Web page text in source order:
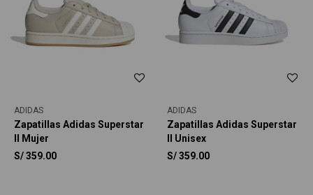
ADIDAS
Zapatillas Adidas Superstar
II Mujer
S/359.00
ADIDAS
Zapatillas Adidas Superstar
II Unisex
S/359.00